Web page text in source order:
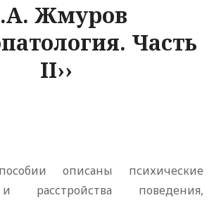
Жмуров
Часть
II››
описаны психические
расстройства поведения,